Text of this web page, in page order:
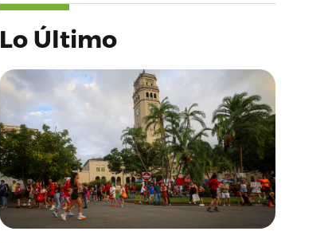
Lo Último